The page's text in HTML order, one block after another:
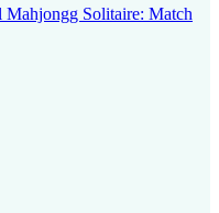
Mahjongg Solitaire: Match